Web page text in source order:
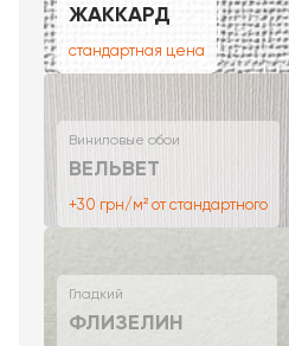
ЖАККАРД
стандартная цена
Виниловые обои
ВЕЛЬВЕТ
+30 грн/м² от стандартного
Гладкий
ФЛИЗЕЛИН